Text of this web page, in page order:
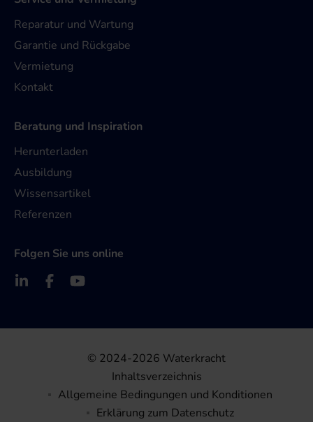
Reparatur und Wartung
Garantie und Rückgabe
Vermietung
Kontakt
Beratung und Inspiration
Herunterladen
Ausbildung
Wissensartikel
Referenzen
Folgen Sie uns online
© 2024-2026 Waterkracht
Inhaltsverzeichnis
Allgemeine Bedingungen und Konditionen
Erklärung zum Datenschutz